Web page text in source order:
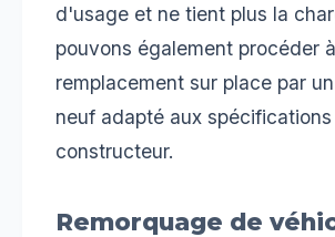
d'usage et ne tient plus la
pouvons également procéder
remplacement sur place par
neuf adapté aux
constructeur.
Remorquage de